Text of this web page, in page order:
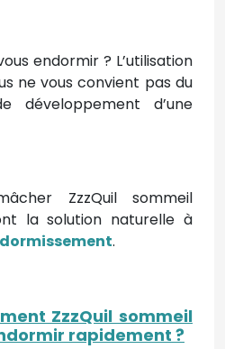
endormir ? L’utilisation
ne vous convient pas du
développement d’une
ZzzQuil sommeil
la solution naturelle à
.
ZzzQuil sommeil
rapidement ?